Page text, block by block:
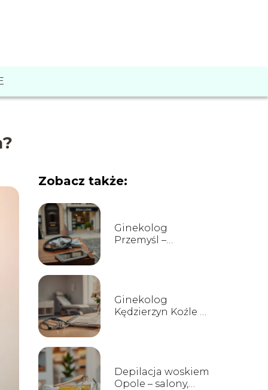
Zobacz także:
Ginekolog
Przemyśl –
Ginekolog
Kędzierzyn Koźle –
Depilacja woskiem
Opole – salony,